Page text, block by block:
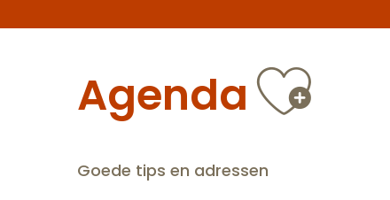
Agenda
Goede tips en adressen